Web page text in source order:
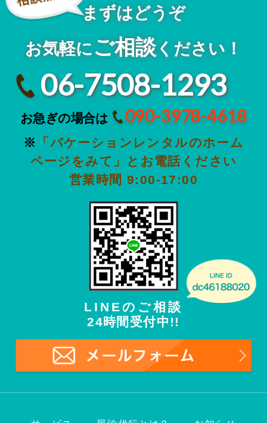
まずはどうぞ
お気軽にご相談 ください！
06-7508-1293
お急ぎの場合は 090-3978-4618
※
「バケーションレンタルのホーム
ページをみて」とお電話ください
営業時間 9:00-17:00
LINEのご相談
24時間受付中!!